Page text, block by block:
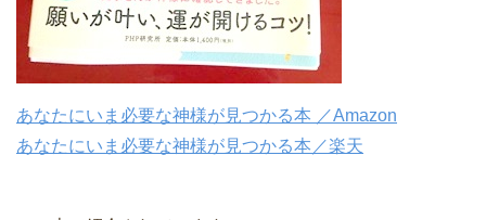
あなたにいま必要な神様が見つかる本 ／Amazon
あなたにいま必要な神様が見つかる本／楽天